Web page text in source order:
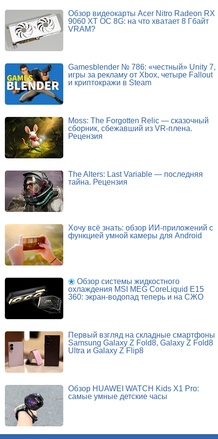
Обзор видеокарты Acer Nitro Radeon RX
9060 XT OC 8G: на что хватает 8 Гбайт
VRAM?
Gamesblender № 786: «честный» Unity 7,
игры за рекламу от Xbox, четыре Fallout
и криптокражи в Steam
Moss: The Forgotten Relic — сказочный
сборник, сбежавший из VR-плена.
Рецензия
The Alters: Last Variable — последняя
тайна. Рецензия
Хочу всё знать: обзор ИИ-приложений с
функцией умной камеры для Android
Обзор системы жидкостного
охлаждения MSI MEG CoreLiquid E15
360: экран-водопад теперь и на СЖО
Первый взгляд на складные смартфоны
Samsung Galaxy Z Fold8, Galaxy Z Fold8
Ultra и Galaxy Z Flip8
Обзор HUAWEI WATCH Kids X1 Pro:
самые умные детские часы